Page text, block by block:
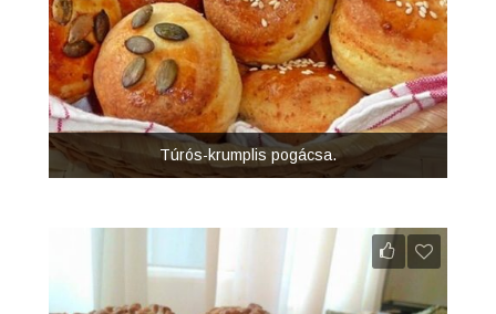
Túrós-krumplis pogácsa.